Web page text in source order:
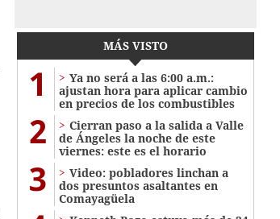
MÁS VISTO
1
Ya no será a las 6:00 a.m.:
ajustan hora para aplicar cambio
en precios de los combustibles
2
Cierran paso a la salida a Valle
de Ángeles la noche de este
viernes: este es el horario
3
Video: pobladores linchan a
dos presuntos asaltantes en
Comayagüela